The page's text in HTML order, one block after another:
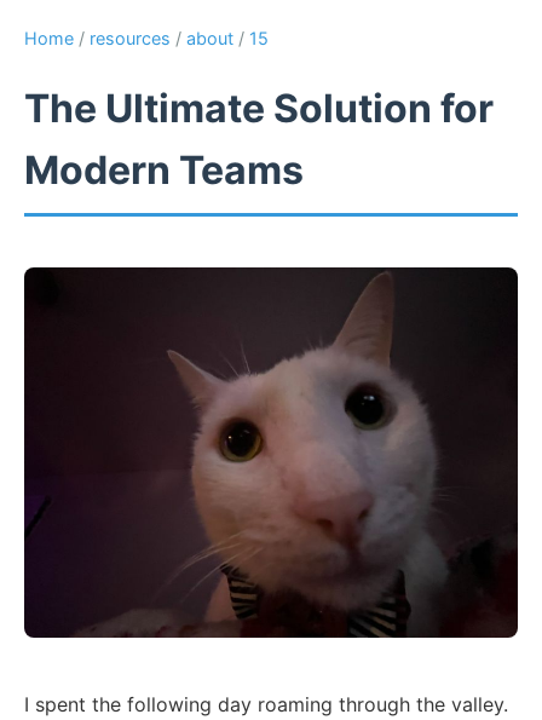
Home / resources / about / 15
The Ultimate Solution for
Modern Teams
I spent the following day roaming through the valley.